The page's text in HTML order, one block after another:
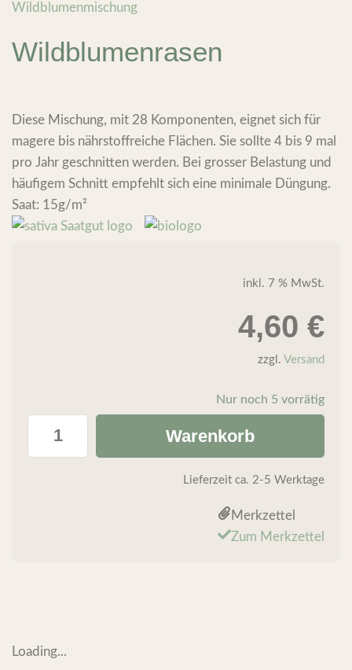
Wildblumenmischung
Wildblumenrasen
Diese Mischung, mit 28 Komponenten, eignet sich für
magere bis nährstoffreiche Flächen. Sie sollte 4 bis 9 mal
pro Jahr geschnitten werden. Bei grosser Belastung und
häufigem Schnitt empfehlt sich eine minimale Düngung.
Saat: 15g/m²
inkl. 7 % MwSt.
4,60 €
zzgl. Versand
Nur noch 5 vorrätig
Warenkorb
Lieferzeit ca. 2-5 Werktage
Merkzettel
Zum Merkzettel
Loading...